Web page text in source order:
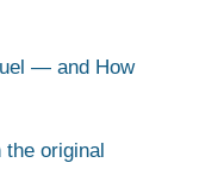
— and How
original